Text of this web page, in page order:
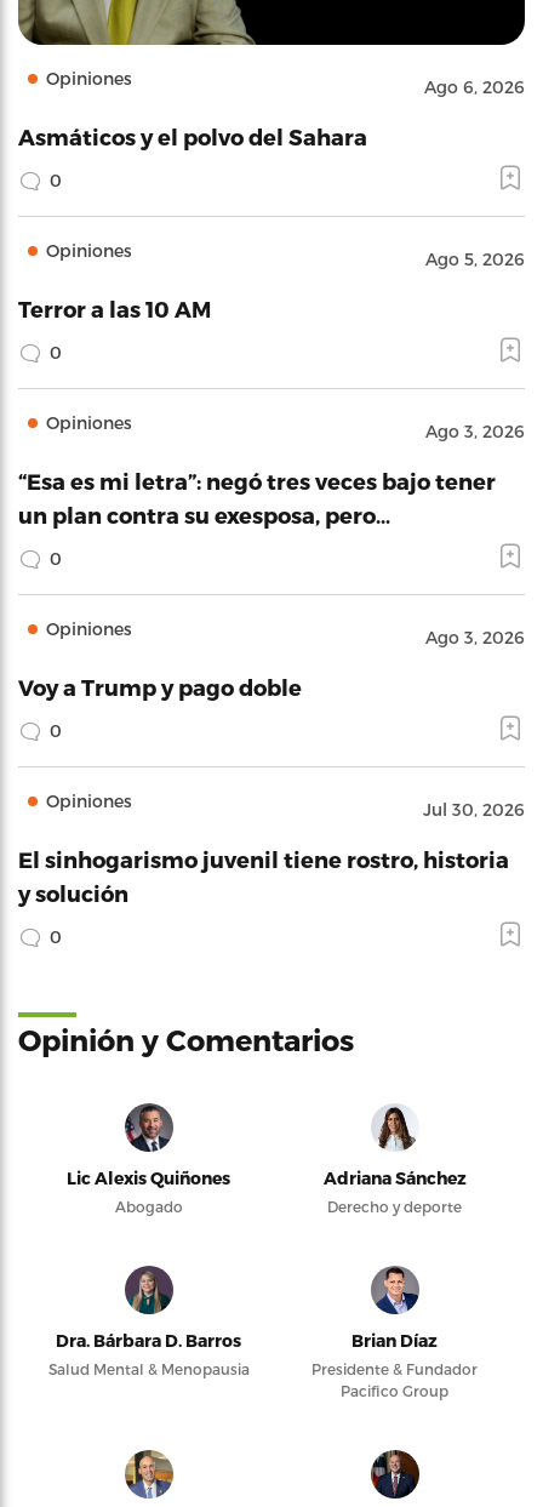
Opiniones Ago 6, 2026
Asmáticos y el polvo del Sahara
0
Opiniones Ago 5, 2026
Terror a las 10 AM
0
Opiniones Ago 3, 2026
“Esa es mi letra”: negó tres veces bajo tener
un plan contra su exesposa, pero…
0
Opiniones Ago 3, 2026
Voy a Trump y pago doble
0
Opiniones Jul 30, 2026
El sinhogarismo juvenil tiene rostro, historia
y solución
0
Opinión y Comentarios
Lic Alexis Quiñones
Abogado
Adriana Sánchez
Derecho y deporte
Dra. Bárbara D. Barros
Salud Mental & Menopausia
Brian Díaz
Presidente & Fundador
Pacifico Group